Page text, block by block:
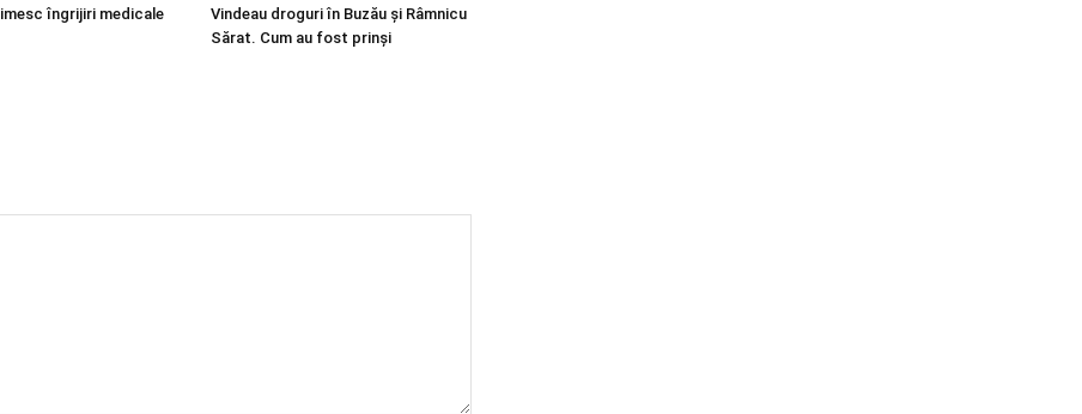
îngrijiri medicale
Vindeau droguri în Buzău și Râmnicu
Sărat. Cum au fost prinși